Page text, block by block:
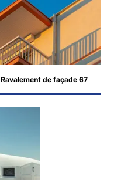
Ravalement de façade 67